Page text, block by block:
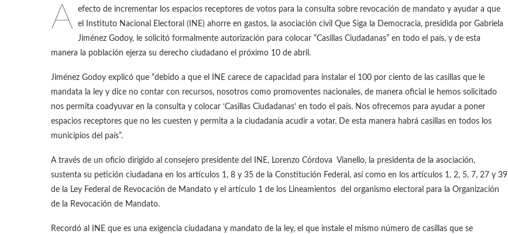
A
efecto de incrementar los espacios receptores de votos para la consulta sobre revocación de mandato y ayudar a que
el Instituto Nacional Electoral (INE) ahorre en gastos, la asociación civil Que Siga la Democracia, presidida por Gabriela
Jiménez Godoy, le solicitó formalmente autorización para colocar “Casillas Ciudadanas” en todo el país, y de esta
manera la población ejerza su derecho ciudadano el próximo 10 de abril.
Jiménez Godoy explicó que “debido a que el INE carece de capacidad para instalar el 100 por ciento de las casillas que le
mandata la ley y dice no contar con recursos, nosotros como promoventes nacionales, de manera oficial le hemos solicitado
nos permita coadyuvar en la consulta y colocar ‘Casillas Ciudadanas’ en todo el país. Nos ofrecemos para ayudar a poner
espacios receptores que no les cuesten y permita a la ciudadanía acudir a votar. De esta manera habrá casillas en todos los
municipios del país”.
A través de un oficio dirigido al consejero presidente del INE, Lorenzo Córdova Vianello, la presidenta de la asociación,
sustenta su petición ciudadana en los artículos 1, 8 y 35 de la Constitución Federal, así como en los artículos 1, 2, 5, 7, 27 y 39
de la Ley Federal de Revocación de Mandato y el artículo 1 de los Lineamientos del organismo electoral para la Organización
de la Revocación de Mandato.
Recordó al INE que es una exigencia ciudadana y mandato de la ley, el que instale el mismo número de casillas que se